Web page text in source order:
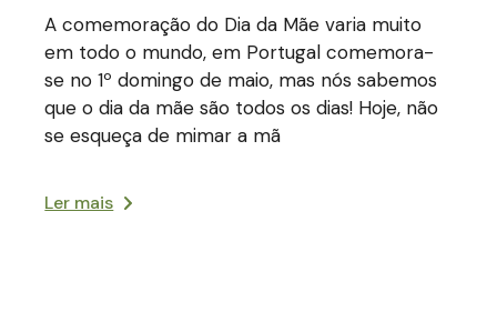
A comemoração do Dia da Mãe varia muito
em todo o mundo, em Portugal comemora-
se no 1º domingo de maio, mas nós sabemos
que o dia da mãe são todos os dias! Hoje, não
se esqueça de mimar a mã
Ler mais